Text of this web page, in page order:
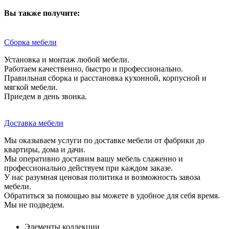
Вы также получите:
Сборка мебели
Установка и монтаж любой мебели.
Работаем качественно, быстро и профессионально.
Правильная сборка и расстановка кухонной, корпусной и
мягкой мебели.
Приедем в день звонка.
Доставка мебели
Мы оказываем услуги по доставке мебели от фабрики до
квартиры, дома и дачи.
Мы оперативно доставим вашу мебель слаженно и
профессионально действуем при каждом заказе.
У нас разумная ценовая политика и возможность завоза
мебели.
Обратиться за помощью вы можете в удобное для себя время.
Мы не подведем.
Элементы коллекции